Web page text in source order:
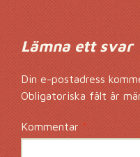
Lämna ett svar
Din e-postadress
Obligatoriska fält är
Kommentar*